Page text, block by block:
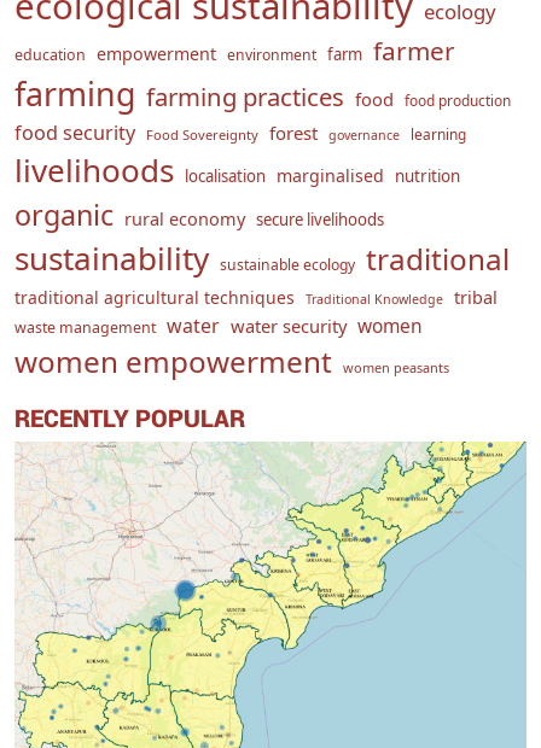
ecology
education empowerment environment farm farmer
farming farming practices food food production
food security Food Sovereignty forest governance learning
livelihoods localisation marginalised nutrition
organic rural economy secure livelihoods
sustainability sustainable ecology traditional
traditional agricultural techniques Traditional Knowledge tribal
waste management water water security women
women empowerment women peasants
RECENTLY POPULAR